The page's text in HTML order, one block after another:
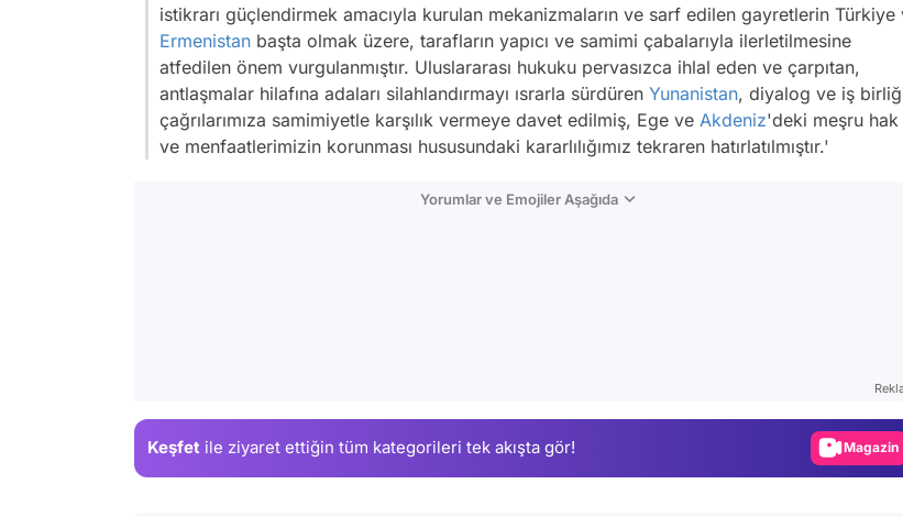
istikrarı güçlendirmek amacıyla kurulan mekanizmaların ve sarf edilen gayretlerin Türkiye
Ermenistan başta olmak üzere, tarafların yapıcı ve samimi çabalarıyla ilerletilmesine
atfedilen önem vurgulanmıştır. Uluslararası hukuku pervasızca ihlal eden ve çarpıtan,
antlaşmalar hilafına adaları silahlandırmayı ısrarla sürdüren Yunanistan, diyalog ve iş
çağrılarımıza samimiyetle karşılık vermeye davet edilmiş, Ege ve Akdeniz'deki meşru hak
ve menfaatlerimizin korunması hususundaki kararlılığımız tekraren hatırlatılmıştır.'
Yorumlar ve Emojiler Aşağıda
Keşfet ile ziyaret ettiğin tüm kategorileri tek akışta gör! Magazin